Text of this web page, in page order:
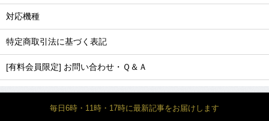
対応機種
特定商取引法に基づく表記
[有料会員限定] お問い合わせ・Ｑ＆Ａ
毎日6時・11時・17時に最新記事をお届けします